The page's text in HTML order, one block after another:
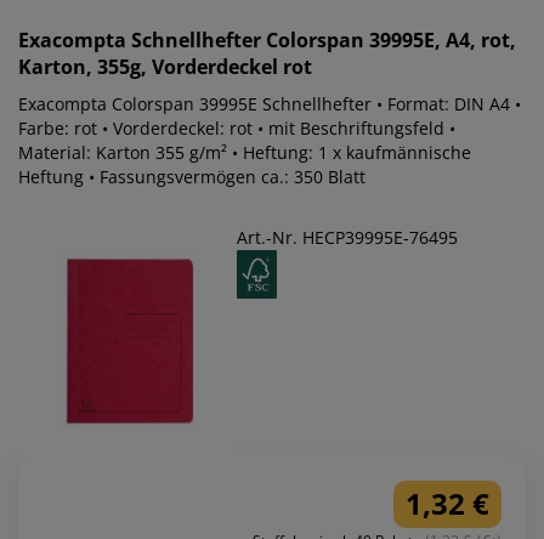
Exacompta Schnellhefter Colorspan 39995E, A4, rot,
Karton, 355g, Vorderdeckel rot
Exacompta Colorspan 39995E Schnellhefter • Format: DIN A4 •
Farbe: rot • Vorderdeckel: rot • mit Beschriftungsfeld •
Material: Karton 355 g/m² • Heftung: 1 x kaufmännische
Heftung • Fassungsvermögen ca.: 350 Blatt
Art.-Nr. HECP39995E-76495
1,32 €